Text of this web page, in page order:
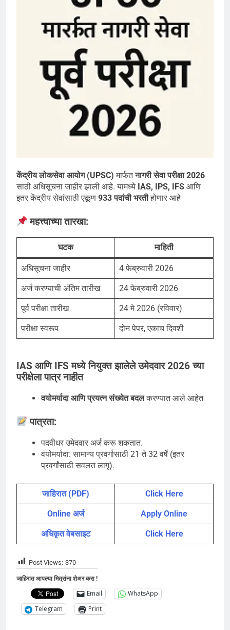
केंद्रीय लोकसेवा आयोग (UPSC) मार्फतनागरी सेवा परीक्षा 2026
साठी अधिसूचना जाहीर झाली आहे. यामध्ये IAS, IPS, IFS आणि
इतर केंद्रीय सेवांसाठी एकूण 933 पदांची भरतीहोणार आहे
महत्त्वाच्या तारखा:
घटक माहिती
अधिसूचना जाहीर 4 फेब्रुवारी 2026
अर्ज करण्याची अंतिम तारीख 24 फेब्रुवारी 2026
पूर्व परीक्षा तारीख 24 मे 2026 (रविवार)
परीक्षा स्वरूप दोन पेपर, एकाच दिवशी
IAS आणि IFS मध्ये नियुक्त झालेले उमेदवार2026 च्या
परीक्षेला पात्र नाहीत
वयोमर्यादा आणि प्रयत्न संख्येत बदलकरण्यात आले आहेत
पात्रता:
पदवीधर उमेदवार अर्ज करू शकतात.
वयोमर्यादा: सामान्य प्रवर्गासाठी 21 ते 32 वर्षे (इतर
प्रवर्गांसाठी सवलत लागू).
जाहिरात (PDF) Click Here
Online अर्ज Apply Online
अधिकृत वेबसाइट Click Here
Post Views: 370
जाहिरात आपल्या मित्रांना शेअर करा !
Email
WhatsApp
Telegram
Print